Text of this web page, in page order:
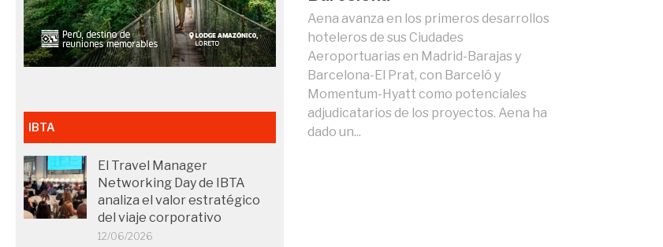
Aena avanza en los primeros desarrollos
hoteleros de sus Ciudades
Aeroportuarias en Madrid-Barajas y
Barcelona-El Prat, con Barceló y
Momentum-Hyatt como potenciales
adjudicatarios de los proyectos. Aena ha
dado un...
IBTA
El Travel Manager
Networking Day de IBTA
analiza el valor estratégico
del viaje corporativo
12/06/2026